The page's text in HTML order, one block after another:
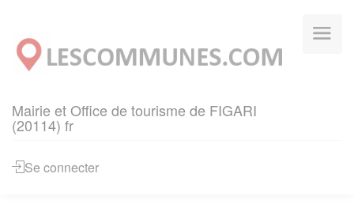
Mairie et Office de tourisme de FIGARI
(20114) fr
Se connecter